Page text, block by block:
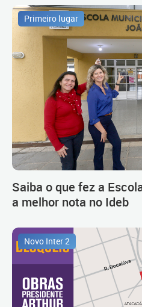
Primeiro lugar
Saiba o que fez a
a melhor nota no Ideb
Novo Inter 2